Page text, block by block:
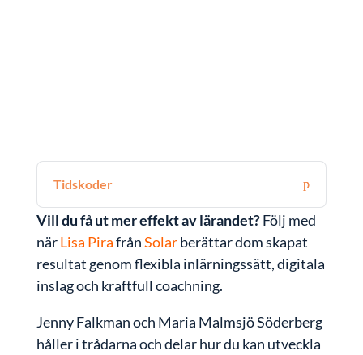
Tidskoder
Vill du få ut mer effekt av lärandet?Följ med
närLisa PirafrånSolarberättar dom skapat
resultat genom flexibla inlärningssätt, digitala
inslag och kraftfull coachning.
Jenny Falkman och Maria Malmsjö Söderberg
håller i trådarna och delar hur du kan utveckla